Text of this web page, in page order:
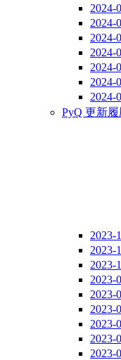
2024-
2024-
2024-
2024-
2024-
2024-
2024-
PyQ 更新
2023-
2023-
2023-
2023-
2023-
2023-
2023-
2023-
2023-